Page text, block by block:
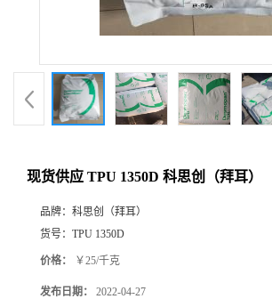
现货供应 TPU 1350D 科思创（拜耳）
品牌： 科思创（拜耳）
货号： TPU 1350D
价格： ￥25/千克
发布日期： 2022-04-27